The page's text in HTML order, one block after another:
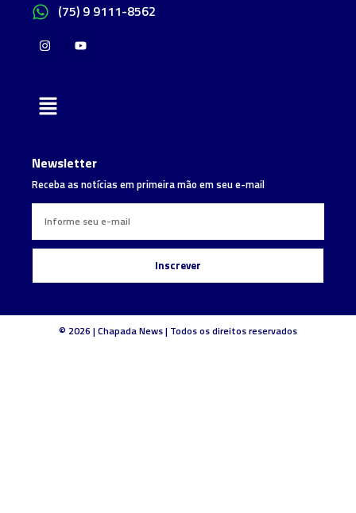
(75) 9 9111-8562
Newsletter
Receba as notícias em primeira mão em seu e-mail
Inscrever
© 2026 | Chapada News | Todos os direitos reservados